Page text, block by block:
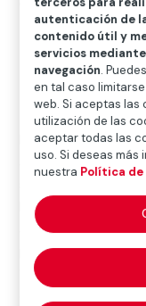
 Proyecto
La zona 7 de
asentamientos
sobreviven en
La mayoría de
acceso a los
parte de los
10% habita en
autenticación de
contenido útil y
servicios
navegación. Puedes
en tal caso
web. Si aceptas
utilización de las
aceptar todas las
uso. Si deseas
nuestra Política de